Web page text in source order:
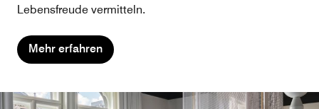
Lebensfreude vermitteln.
Mehr erfahren